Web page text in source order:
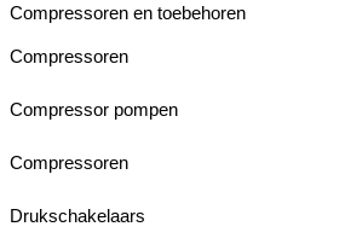
Compressoren en toebehoren
Compressoren
Compressor pompen
Compressoren
Drukschakelaars